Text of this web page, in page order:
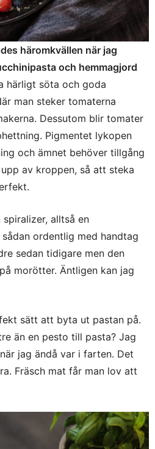
häromkvällen när jag
och hemmagjord
härligt söta och goda
man steker tomaterna
Dessutom blir tomater
Pigmentet lykopen
och ämnet behöver tillgång
av kroppen, så att steka
alltså en
ordentlig med handtag
sedan tidigare men den
morötter. Äntligen kan jag
sätt att byta ut pastan på.
än en pesto till pasta? Jag
jag ändå var i farten. Det
Fräsch mat får man lov att